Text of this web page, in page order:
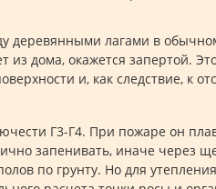
деревянными лагами в
из дома, окажется запертой.
и, как следствие, к
Г3-Г4. При пожаре он
запенивать, иначе через
по грунту. Но для утепления